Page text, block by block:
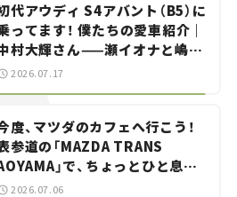
代アウディ S4アバント（B5）に
ってます！ 僕たちの愛車紹介｜
村大輝さん——瀬イオナと嶋田
之の「クルマでざっくばらんば
2026.07.17
度、マツダのカフェへ行こう！
参道の「MAZDA TRANS
」で、ちょっとひと息。
連載｜CCGとクルマでどうす
2026.07.06